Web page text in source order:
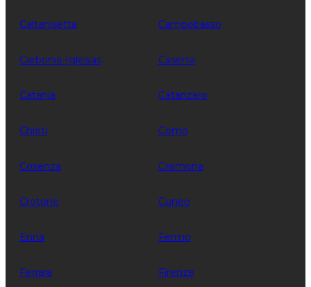
Caltanisetta Campobasso
Carbonia-Iglesias Caserta
Catania Catanzaro
Chieti Como
Cosenza Cremona
Crotone Cuneo
Enna Fermo
Ferrara Firenze